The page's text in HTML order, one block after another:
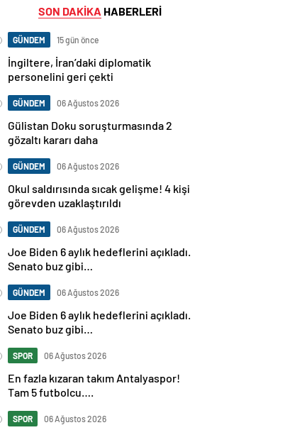
SON DAKİKA HABERLERİ
GÜNDEM 15 gün önce
İngiltere, İran’daki diplomatik
personelini geri çekti
GÜNDEM 06 Ağustos 2026
Gülistan Doku soruşturmasında 2
gözaltı kararı daha
GÜNDEM 06 Ağustos 2026
Okul saldırısında sıcak gelişme! 4 kişi
görevden uzaklaştırıldı
GÜNDEM 06 Ağustos 2026
Joe Biden 6 aylık hedeflerini açıkladı.
Senato buz gibi…
GÜNDEM 06 Ağustos 2026
Joe Biden 6 aylık hedeflerini açıkladı.
Senato buz gibi…
SPOR 06 Ağustos 2026
En fazla kızaran takım Antalyaspor!
Tam 5 futbolcu….
SPOR 06 Ağustos 2026